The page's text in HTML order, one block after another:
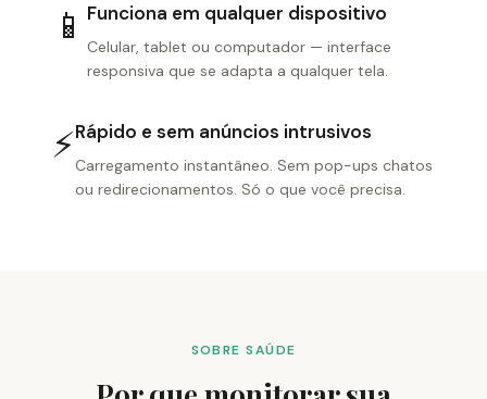
📱 Funciona em qualquer dispositivo
Celular, tablet ou computador — interface
responsiva que se adapta a qualquer tela.
⚡Rápido e sem anúncios intrusivos
Carregamento instantâneo. Sem pop-ups chatos
ou redirecionamentos. Só o que você precisa.
SOBRE SAÚDE